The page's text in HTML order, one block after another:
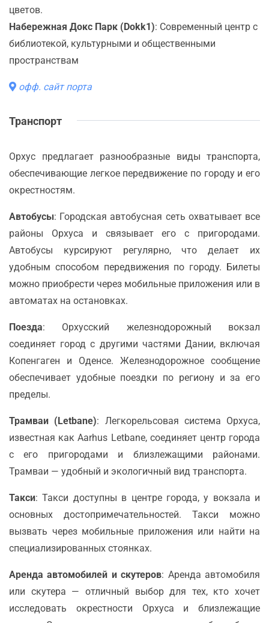
цветов.
Набережная Докс Парк (Dokk1): Современный центр с
библиотекой, культурными и общественными
пространствам
офф. сайт порта
Транспорт
Орхус предлагает разнообразные виды транспорта,
обеспечивающие легкое передвижение по городу и его
окрестностям.
Автобусы: Городская автобусная сеть охватывает все
районы Орхуса и связывает его с пригородами.
Автобусы курсируют регулярно, что делает их
удобным способом передвижения по городу. Билеты
можно приобрести через мобильные приложения или в
автоматах на остановках.
Поезда: Орхусский железнодорожный вокзал
соединяет город с другими частями Дании, включая
Копенгаген и Оденсе. Железнодорожное сообщение
обеспечивает удобные поездки по региону и за его
пределы.
Трамваи (Letbane): Легкорельсовая система Орхуса,
известная как Aarhus Letbane, соединяет центр города
с его пригородами и близлежащими районами.
Трамваи — удобный и экологичный вид транспорта.
Такси: Такси доступны в центре города, у вокзала и
основных достопримечательностей. Такси можно
вызвать через мобильные приложения или найти на
специализированных стоянках.
Аренда автомобилей и скутеров: Аренда автомобиля
или скутера — отличный выбор для тех, кто хочет
исследовать окрестности Орхуса и близлежащие